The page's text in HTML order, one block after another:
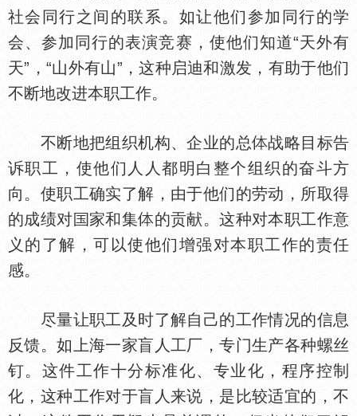
社会同行之间的联系。如让他们参加同行的学
会、参加同行的表演竞赛，使他们知道“天外有
天”，“山外有山”，这种启迪和激发，有助于他们
不断地改进本职工作。
不断地把组织机构、企业的总
战略目标告
诉职工，使他们人人都明白整个组织的奋斗方
向。使职工确实了解，由于他们的劳动，所取得
的成绩对
家和集
的贡献。这种对本职工作意
义的了解，可以使他们增强对本职工作的责任
感。
尽量让职工及时了解自己的工作情况的信息
反馈。如上海一家盲人工厂，专门生产各种螺丝
钉。这件工作十分标准化、专业化，程序控制
化，这种工作对于盲人来说，是比较适宜的，不